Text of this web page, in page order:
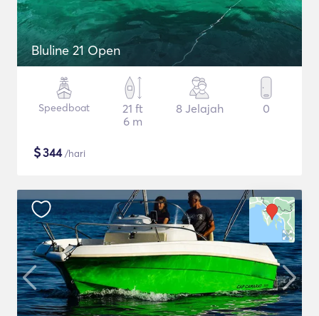
Bluline 21 Open
Speedboat
21 ft
6 m
8 Jelajah 0
$344/hari